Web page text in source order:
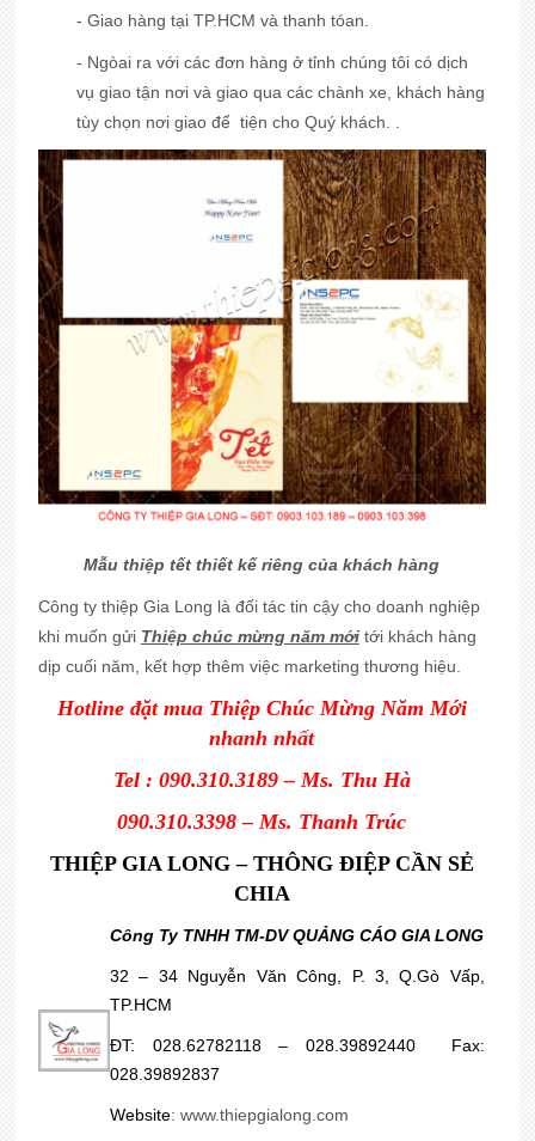
- Giao hàng tại TP.HCM và thanh tóan.
- Ngòai ra với các đơn hàng ở tỉnh chúng tôi có dịch
vụ giao tận nơi và giao qua các chành xe, khách hàng
tùy chọn nơi giao để tiện cho Quý khách. .
Mẫu thiệp tết thiết kế riêng của khách hàng
Công ty thiệp Gia Long là đối tác tin cậy cho doanh nghiệp
khi muốn gửi Thiệp chúc mừng năm mớitới khách hàng
dịp cuối năm, kết hợp thêm việc marketing thương hiệu.
Hotline đặt mua Thiệp Chúc Mừng Năm Mới
nhanh nhất
Tel : 090.310.3189 – Ms. Thu Hà
090.310.3398 – Ms. Thanh Trúc
THIỆP GIA LONG – THÔNG ĐIỆP CẦN SẺ
CHIA
Công Ty TNHH TM-DV QUẢNG CÁO GIA LONG
32 – 34 Nguyễn Văn Công, P. 3, Q.Gò Vấp,
TP.HCM
ĐT: 028.62782118 – 028.39892440 Fax:
028.39892837
Website: www.thiepgialong.com